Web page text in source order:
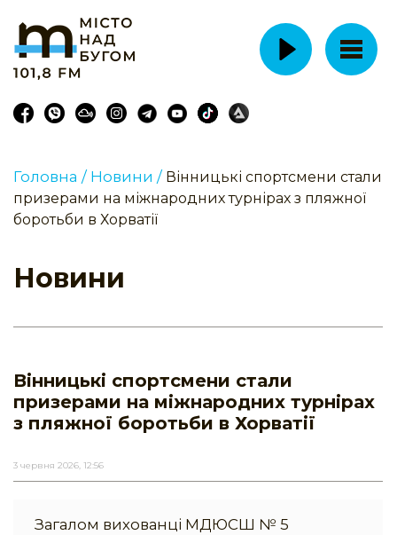
Головна / Новини / Вінницькі спортсмени стали
призерами на міжнародних турнірах з пляжної
боротьби в Хорватії
Новини
Вінницькі спортсмени стали
призерами на міжнародних турнірах
з пляжної боротьби в Хорватії
3 червня 2026, 12:56
Загалом вихованці МДЮСШ № 5